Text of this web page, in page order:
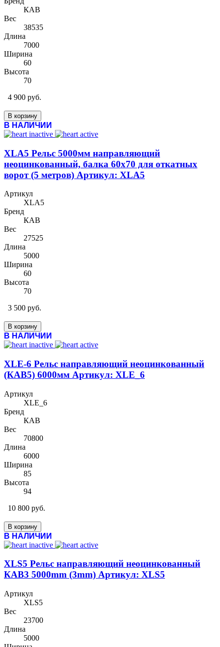
КАВ
Вес
38535
Длина
7000
Ширина
60
Высота
70
4 900 руб.
В корзину
В НАЛИЧИИ
XLA5 Рельс 5000мм направляющий
неоцинкованный, балка 60х70 для откатных
ворот (5 метров) Артикул: XLA5
Артикул
XLA5
Бренд
КАВ
Вес
27525
Длина
5000
Ширина
60
Высота
70
3 500 руб.
В корзину
В НАЛИЧИИ
XLE-6 Рельс направляющий неоцинкованный
(КАВ5) 6000мм Артикул: XLE_6
Артикул
XLE_6
Бренд
КАВ
Вес
70800
Длина
6000
Ширина
85
Высота
94
10 800 руб.
В корзину
В НАЛИЧИИ
XLS5 Рельс направляющий неоцинкованный
КАВ3 5000mm (3mm) Артикул: XLS5
Артикул
XLS5
Вес
23700
Длина
5000